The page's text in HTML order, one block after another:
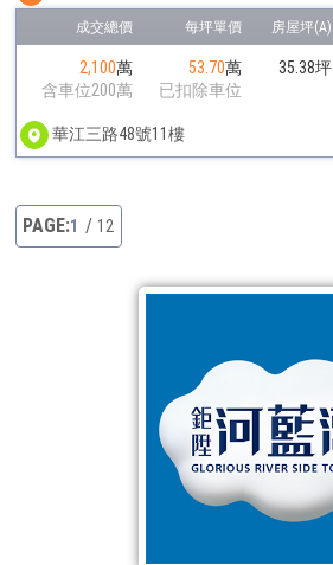
2,100萬
含車位200萬
53.70萬
已扣除車位
35.38坪
華江三路48號11樓
1 12